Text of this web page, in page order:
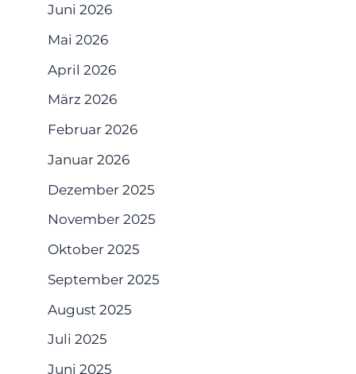
Juni 2026
Mai 2026
April 2026
März 2026
Februar 2026
Januar 2026
Dezember 2025
November 2025
Oktober 2025
September 2025
August 2025
Juli 2025
Juni 2025